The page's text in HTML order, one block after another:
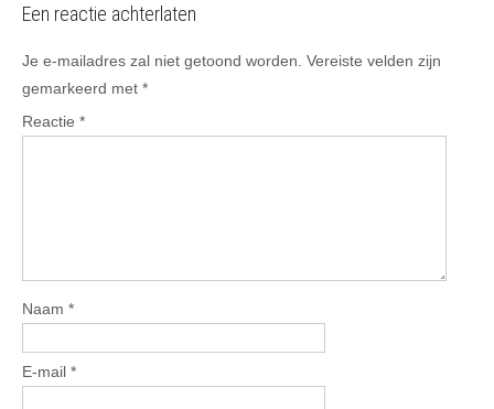
Een reactie achterlaten
Je e-mailadres zal niet getoond worden. Vereiste velden zijn
gemarkeerd met *
Reactie *
Naam *
E-mail *